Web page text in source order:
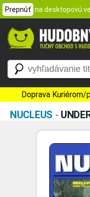
Prepnúť na desktopovú
Doprava
NUCLEUS -